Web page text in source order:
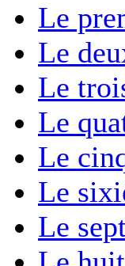
Le
Le
Le
Le
Le
Le
Le